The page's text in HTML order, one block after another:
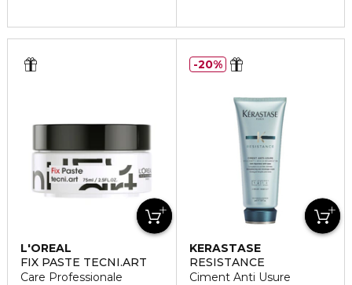
L'OREAL
PROFESSIONNEL
FIX PASTE TECNI.ART
Care Professionale
KERASTASE
RESISTANCE
Ciment Anti Usure
20%